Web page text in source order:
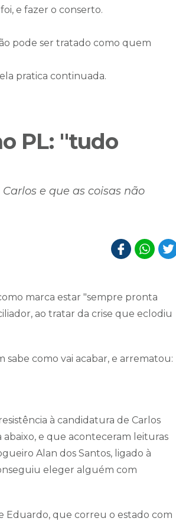
e fazer o conserto.
pode ser tratado como quem
pratica continuada.
PL: "tudo
e que as coisas não
marca estar "sempre pronta
ao tratar da crise que eclodiu
sabe como vai acabar, e arrematou:
à candidatura de Carlos
abaixo, e que aconteceram leituras
Alan dos Santos, ligado à
eleger alguém com
Eduardo, que correu o estado com